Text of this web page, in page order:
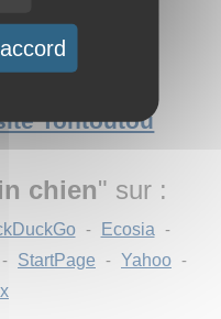
→ Alimentaire
Tontoutou
chien" sur :
- Ecosia -
- StartPage - Yahoo -